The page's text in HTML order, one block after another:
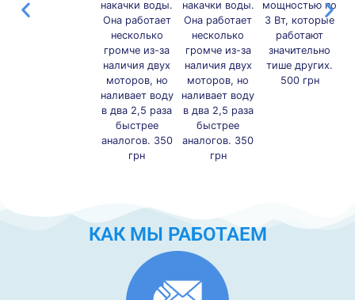
накачки воды.
Она работает
несколько
громче из-за
наличия двух
моторов, но
наливает воду
в два 2,5 раза
быстрее
аналогов. 350
грн
накачки воды.
Она работает
несколько
громче из-за
наличия двух
моторов, но
наливает воду
в два 2,5 раза
быстрее
аналогов. 350
грн
мощностью по
3 Вт, которые
работают
значительно
тише других.
500 грн
КАК МЫ РАБОТАЕМ